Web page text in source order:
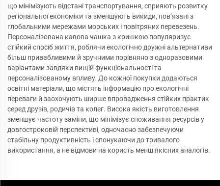
що мінімізують відстані транспортування, сприяють розвитку
регіональної економіки та зменшують викиди, пов’язані з
глобальними мережами морських і повітряних перевезень.
Персоналізована кавова чашка з кришкою популяризує
стійкий спосіб життя, роблячи екологічно дружні альтернативи
більш привабливими й зручними порівняно з одноразовими
варіантами завдяки вищій функціональності та
персоналізованому впливу. До кожної покупки додаються
освітні матеріали, що містять інформацію про екологічні
переваги й заохочують ширше впровадження стійких практик
серед друзів, родичів та колег. Висока якість виготовлення
зменшує частоту заміни, що мінімізує споживання ресурсів у
довгостроковій перспективі, одночасно забезпечуючи
стабільну продуктивність і спонукаючи до тривалого
використання, а не відмови на користь менш якісних аналогів.